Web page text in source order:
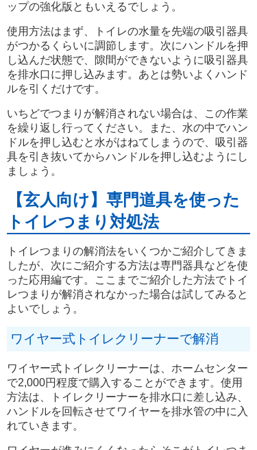
ップの強化版ともいえるでしょう。
使用方法はまず、トイレの水量を先端の吸引器具
がつかるくらいに調節します。次にハンドルを押
し込んだ状態で、隙間ができないように吸引器具
を排水口に押し込みます。あとは勢いよくハンド
ルを引くだけです。
いちどでつまりが解消されない場合は、この作業
を繰り返し行ってください。また、水の中でハン
ドルを押し込むと水がはねてしまうので、吸引器
具を引き抜いてからハンドルを押し込むようにし
ましょう。
【玄人向け】専門道具を使った
トイレつまり対処法
トイレつまりの解消法をいくつかご紹介してきま
したが、次にご紹介する方法は専門器具などを使
った応用編です。ここまでご紹介した方法でトイ
レつまりが解消されなかった場合は試してみると
よいでしょう。
ワイヤー式トイレクリーナーで解消
ワイヤー式トイレクリーナーは、ホームセンター
で2,000円程度で購入することができます。使用
方法は、トイレクリーナーを排水口に差し込み、
ハンドルを回転させてワイヤーを排水管の中に入
れていきます。